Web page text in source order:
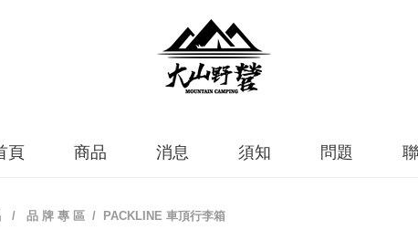
頁 商品 消息 須知 問題
/ 品 牌 專 區 / PACKLINE 車頂行李箱